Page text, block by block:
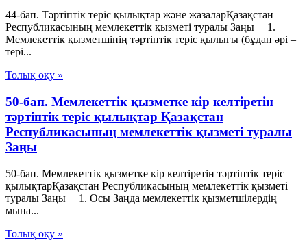
44-бап. Тәртіптік теріс қылықтар және жазаларҚазақстан
Республикасының мемлекеттік қызметі туралы Заңы 1.
Мемлекеттік қызметшінің тәртіптік теріс қылығы (бұдан әрі –
тері...
Толық оқу »
50-бап. Мемлекеттік қызметке кір келтiретін
тәртіптік теріс қылықтар Қазақстан
Республикасының мемлекеттік қызметі туралы
Заңы
50-бап. Мемлекеттік қызметке кір келтiретін тәртіптік теріс
қылықтарҚазақстан Республикасының мемлекеттік қызметі
туралы Заңы 1. Осы Заңда мемлекеттік қызметшілердің
мына...
Толық оқу »